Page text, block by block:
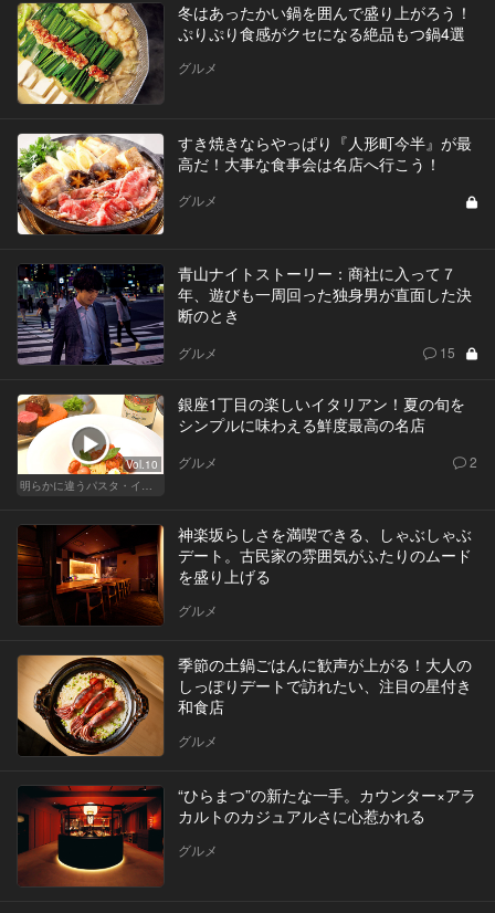
冬はあったかい鍋を囲んで盛り上がろう！
ぷりぷり食感がクセになる絶品もつ鍋4選
グルメ
すき焼きならやっぱり『人形町今半』が最
高だ！大事な食事会は名店へ行こう！
グルメ
青山ナイトストーリー：商社に入って７
年、遊びも一周回った独身男が直面した決
断のとき
グルメ 15
Vol.10
明らかに違うパスタ・イタリアン
銀座1丁目の楽しいイタリアン！夏の旬を
シンプルに味わえる鮮度最高の名店
グルメ 2
神楽坂らしさを満喫できる、しゃぶしゃぶ
デート。古民家の雰囲気がふたりのムード
を盛り上げる
グルメ
季節の土鍋ごはんに歓声が上がる！大人の
しっぽりデートで訪れたい、注目の星付き
和食店
グルメ
“ひらまつ”の新たな一手。カウンター×アラ
カルトのカジュアルさに心惹かれる
グルメ